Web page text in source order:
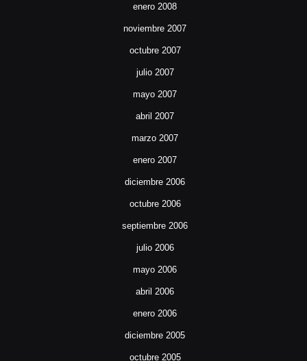
enero 2008
noviembre 2007
octubre 2007
julio 2007
mayo 2007
abril 2007
marzo 2007
enero 2007
diciembre 2006
octubre 2006
septiembre 2006
julio 2006
mayo 2006
abril 2006
enero 2006
diciembre 2005
octubre 2005